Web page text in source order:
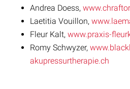
Andrea Doess,
Laetitia Vouillon,
Fleur Kalt, www.praxis-
Romy Schwyzer,
akupressurtherapie.ch